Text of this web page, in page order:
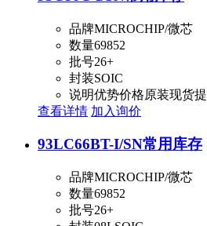
品牌MICROCHIP/微芯
数量69852
批号26+
封装SOIC
说明优势价格原装现货
查看详情 加入询价
93LC66BT-I/SN常用库存
品牌MICROCHIP/微芯
数量69852
批号26+